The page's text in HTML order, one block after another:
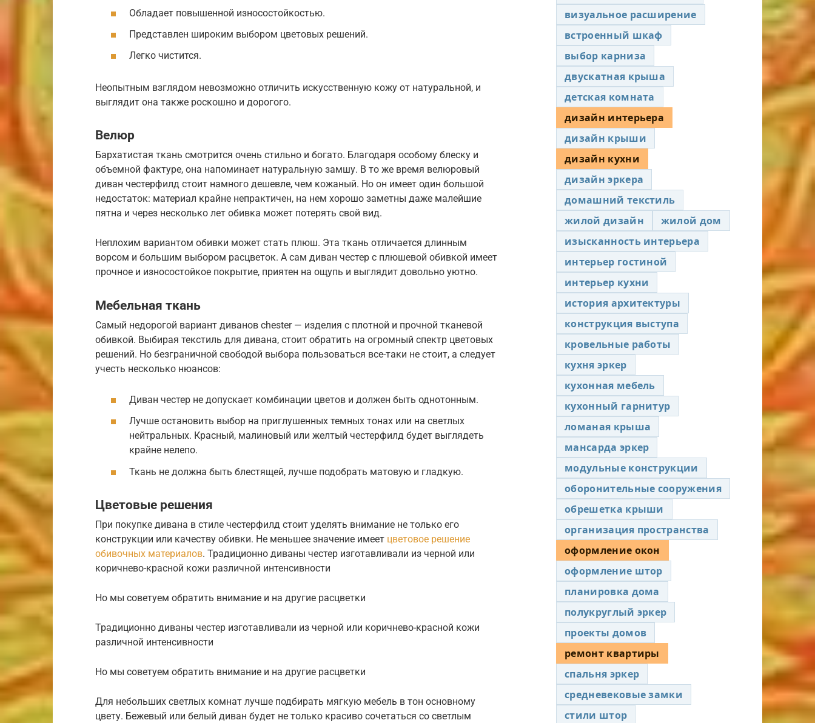
Обладает повышенной износостойкостью.
Представлен широким выбором цветовых решений.
Легко чистится.
Неопытным взглядом невозможно отличить искусственную кожу от натуральной, и
выглядит она также роскошно и дорогого.
Велюр
Бархатистая ткань смотрится очень стильно и богато. Благодаря особому блеску и
объемной фактуре, она напоминает натуральную замшу. В то же время велюровый
диван честерфилд стоит намного дешевле, чем кожаный. Но он имеет один большой
недостаток: материал крайне непрактичен, на нем хорошо заметны даже малейшие
пятна и через несколько лет обивка может потерять свой вид.
Неплохим вариантом обивки может стать плюш. Эта ткань отличается длинным
ворсом и большим выбором расцветок. А сам диван честер с плюшевой обивкой имеет
прочное и износостойкое покрытие, приятен на ощупь и выглядит довольно уютно.
Мебельная ткань
Самый недорогой вариант диванов chester — изделия с плотной и прочной тканевой
обивкой. Выбирая текстиль для дивана, стоит обратить на огромный спектр цветовых
решений. Но безграничной свободой выбора пользоваться все-таки не стоит, а следует
учесть несколько нюансов:
Диван честер не допускает комбинации цветов и должен быть однотонным.
Лучше остановить выбор на приглушенных темных тонах или на светлых
нейтральных. Красный, малиновый или желтый честерфилд будет выглядеть
крайне нелепо.
Ткань не должна быть блестящей, лучше подобрать матовую и гладкую.
Цветовые решения
При покупке дивана в стиле честерфилд стоит уделять внимание не только его
конструкции или качеству обивки. Не меньшее значение имеет цветовое решение
обивочных материалов. Традиционно диваны честер изготавливали из черной или
коричнево-красной кожи различной интенсивности
Но мы советуем обратить внимание и на другие расцветки
Традиционно диваны честер изготавливали из черной или коричнево-красной кожи
различной интенсивности
Но мы советуем обратить внимание и на другие расцветки
Для небольших светлых комнат лучше подбирать мягкую мебель в тон основному
цвету. Бежевый или белый диван будет не только красиво сочетаться со светлым
визуальное расширение
встроенный шкаф
выбор карниза
двускатная крыша
детская комната
дизайн интерьера
дизайн крыши
дизайн кухни
дизайн эркера
домашний текстиль
жилой дизайн
жилой дом
изысканность интерьера
интерьер гостиной
интерьер кухни
история архитектуры
конструкция выступа
кровельные работы
кухня эркер
кухонная мебель
кухонный гарнитур
ломаная крыша
мансарда эркер
модульные конструкции
оборонительные сооружения
обрешетка крыши
организация пространства
оформление окон
оформление штор
планировка дома
полукруглый эркер
проекты домов
ремонт квартиры
спальня эркер
средневековые замки
стили штор